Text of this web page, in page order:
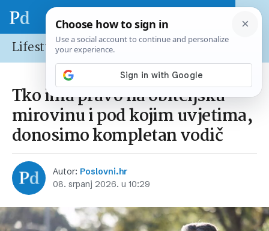
Lifestyle
Tko ima pravo na obiteljsku
mirovinu i pod kojim uvjetima,
donosimo kompletan vodič
Autor: Poslovni.hr
08. srpanj 2026. u 10:29